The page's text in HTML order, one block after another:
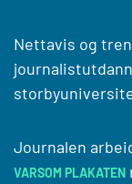
Nettavis og
Journalen
VARSOM PLAKATEN